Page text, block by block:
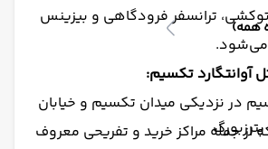
همه) ترانسفر فرودگاهی و بیزینس
می‌شود.
تکسیم:
در نزدیکی میدان تکسیم و خیابان
از جمله مراکز خرید و تفریحی معروف